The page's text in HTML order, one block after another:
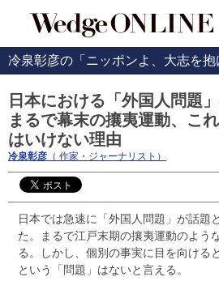
冷泉彰彦の「ニッポンよ、大志を抱
日本における「外国人問題
まるで幕末の攘夷運動、こ
はいけない理由
冷泉彰彦 （ 作家・ジャーナリスト）
日本では急速に「外国人問題」が話題
た。まるで江戸末期の攘夷運動のよう
る。しかし、個別の事実に目を向ける
という「問題」はないと言える。